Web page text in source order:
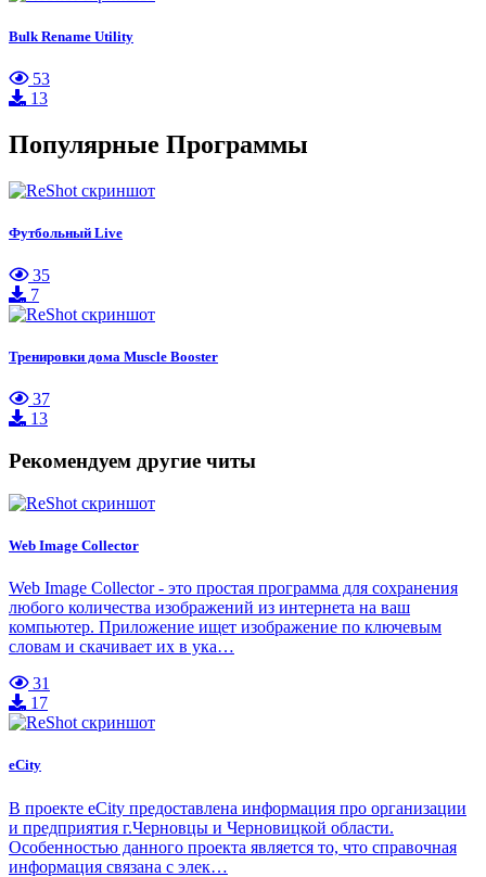
Bulk Rename Utility
53
13
Популярные Программы
Футбольный Live
35
7
Тренировки дома Muscle Booster
37
13
Рекомендуем другие читы
Web Image Collector
Web Image Collector - это простая программа для сохранения
любого количества изображений из интернета на ваш
компьютер. Приложение ищет изображение по ключевым
словам и скачивает их в ука…
31
17
eCity
В проекте eCity предоставлена информация про организации
и предприятия г.Черновцы и Черновицкой области.
Особенностью данного проекта является то, что справочная
информация связана с элек…